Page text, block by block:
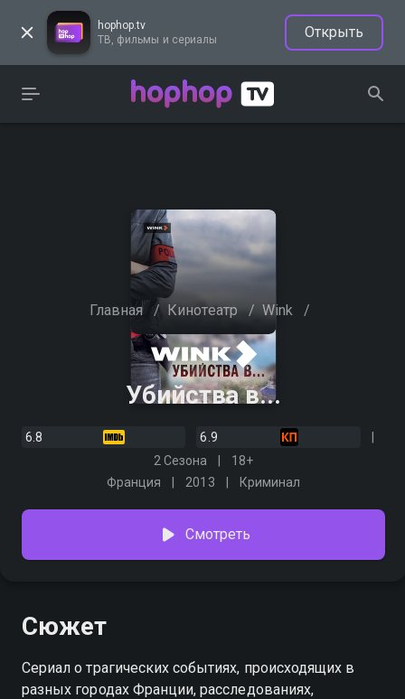
hophop.tv
ТВ, фильмы и сериалы
Открыть
Главная / Кинотеатр / Wink /
Убийства в...
6.8
6.9
2 Сезона
18+
Франция
2013 Криминал
Смотреть
Сюжет
Сериал о трагических событиях, происходящих в
разных городах Франции, расследованиях,